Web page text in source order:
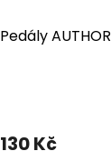
Pedály
130 Kč